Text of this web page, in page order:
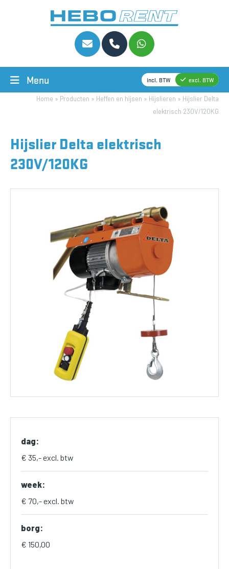
Menu incl. BTW excl. BTW
Home » Producten » Heffen en hijsen » Hijslieren » Hijslier Delta
elektrisch 230V/120KG
Hijslier Delta elektrisch
230V/120KG
dag:
€ 35,- excl. btw
week:
€ 70,- excl. btw
borg:
€ 150,00